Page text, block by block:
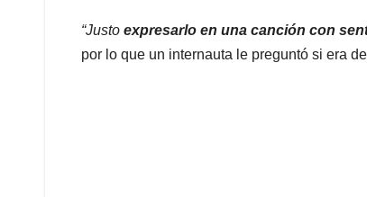
“Justo expresarlo en una canción con
por lo que un internauta le preguntó si era